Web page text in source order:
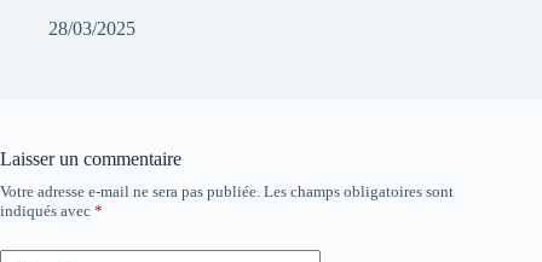
28/03/2025
Laisser un commentaire
Votre adresse e-mail ne sera pas publiée. Les champs obligatoires sont
indiqués avec *